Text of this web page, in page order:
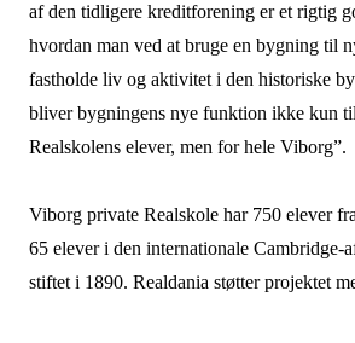
af den tidligere kreditforening er et rigtig
hvordan man ved at bruge en bygning til
fastholde liv og aktivitet i den historiske
bliver bygningens nye funktion ikke kun
Realskolens elever, men for hele Viborg”.
Viborg private Realskole har 750 elever
65 elever i den internationale Cambridge-
stiftet i 1890. Realdania støtter projektet